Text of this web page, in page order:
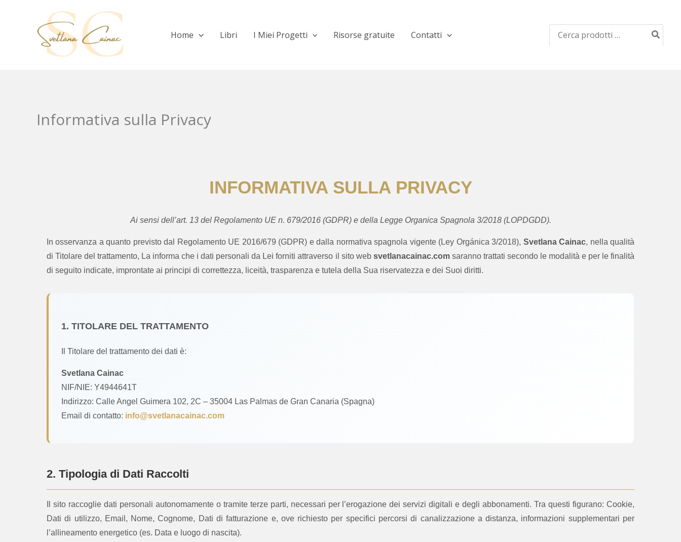
contenuto
Home Libri I Miei Progetti Risorse gratuite Contatti
Ricerca
per:
Informativa sulla Privacy
INFORMATIVA SULLA PRIVACY
Ai sensi dell’art. 13 del Regolamento UE n. 679/2016 (GDPR) e della Legge Organica Spagnola 3/2018 (LOPDGDD).
In osservanza a quanto previsto dal Regolamento UE 2016/679 (GDPR) e dalla normativa spagnola vigente (Ley Orgánica 3/2018), Svetlana Cainac, nella qualità
di Titolare del trattamento, La informa che i dati personali da Lei forniti attraverso il sito web svetlanacainac.comsaranno trattati secondo le modalità e per le finalità
di seguito indicate, improntate ai principi di correttezza, liceità, trasparenza e tutela della Sua riservatezza e dei Suoi diritti.
1. TITOLARE DEL TRATTAMENTO
Il Titolare del trattamento dei dati è:
Svetlana Cainac
NIF/NIE: Y4944641T
Indirizzo: Calle Angel Guimera 102, 2C – 35004 Las Palmas de Gran Canaria (Spagna)
Email di contatto: info@svetlanacainac.com
2. Tipologia di Dati Raccolti
Il sito raccoglie dati personali autonomamente o tramite terze parti, necessari per l’erogazione dei servizi digitali e degli abbonamenti. Tra questi figurano: Cookie,
Dati di utilizzo, Email, Nome, Cognome, Dati di fatturazione e, ove richiesto per specifici percorsi di canalizzazione a distanza, informazioni supplementari per
l’allineamento energetico (es. Data e luogo di nascita).